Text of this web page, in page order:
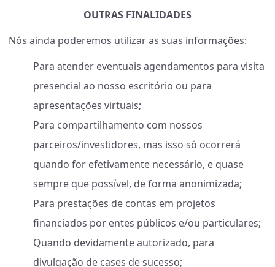
OUTRAS FINALIDADES
Nós ainda poderemos utilizar as suas informações:
Para atender eventuais agendamentos para visita
presencial ao nosso escritório ou para
apresentações virtuais;
Para compartilhamento com nossos
parceiros/investidores, mas isso só ocorrerá
quando for efetivamente necessário, e quase
sempre que possível, de forma anonimizada;
Para prestações de contas em projetos
financiados por entes públicos e/ou particulares;
Quando devidamente autorizado, para
divulgação de cases de sucesso;